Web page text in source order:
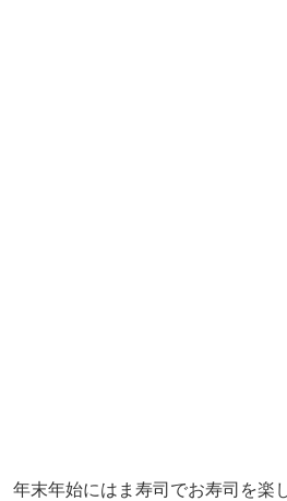
年末年始にはま寿司でお寿司を楽